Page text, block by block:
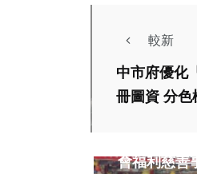
較新
中市府優化
冊圖資 分色
會福利慈善